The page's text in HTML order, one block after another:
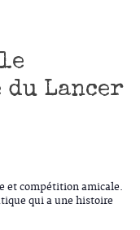
du Lancer
et compétition amicale.
qui a une histoire